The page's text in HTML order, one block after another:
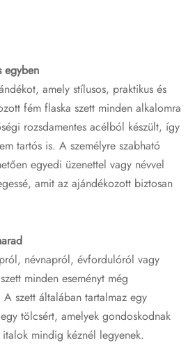
egyben
amely stílusos, praktikus és
fém flaska szett minden alkalomra
rozsdamentes acélból készült, így
tartós is. A személyre szabható
egyedi üzenettel vagy névvel
amit az ajándékozott biztosan
névnapról, évfordulóról vagy
minden eseményt még
A szett általában tartalmaz egy
tölcsért, amelyek gondoskodnak
mindig kéznél legyenek.